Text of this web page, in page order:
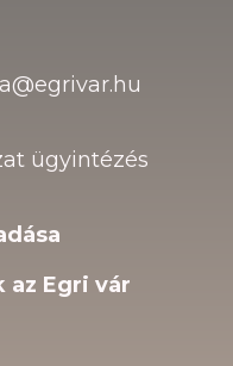
ügyintézés
az Egri vár